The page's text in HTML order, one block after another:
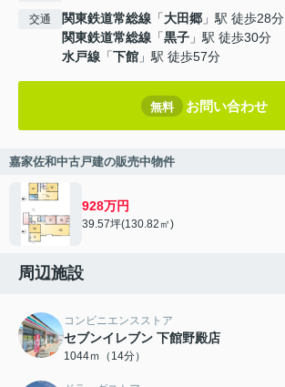
交通 関東鉄道常総線 「大田郷 」駅 徒歩28分
関東鉄道常総線 「黒子 」駅 徒歩30分
水戸線 「下館 」駅 徒歩57分
無料 お問い合わせ
嘉家佐和中古戸建の販売中物件
928万円
39.57坪(130.82㎡)
周辺施設
コンビニエンスストア
セブンイレブン 下館野殿店
1044ｍ（14分）